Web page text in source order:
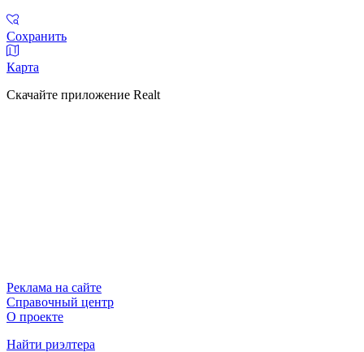
Сохранить
Карта
Скачайте приложение Realt
Реклама на сайте
Справочный центр
О проекте
Найти риэлтера